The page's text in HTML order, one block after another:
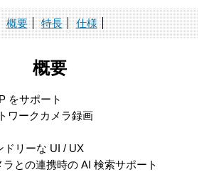
概要 特長 仕様
概要
をサポート
ワークカメラ録画
ドリーな UI / UX
ラとの連携時の AI 検索サポート